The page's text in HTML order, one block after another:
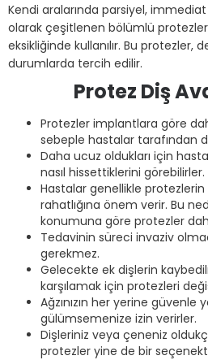
Kendi aralarında parsiyel,
olarak çeşitlenen bölümlü
eksikliğinde kullanılır. Bu protezler,
durumlarda tercih edilir.
Protez Diş
Protezler implantlara göre
sebeple hastalar tarafından
Daha ucuz oldukları için
nasıl hissettiklerini görebilirler.
Hastalar genellikle
rahatlığına önem verir. Bu
konumuna göre protezler
Tedavinin süreci invaziv
gerekmez.
Gelecekte ek dişlerin
karşılamak için protezleri
Ağzınızın her yerine güvenle
gülümsemenize izin verirler.
Dişleriniz veya çeneniz
protezler yine de bir